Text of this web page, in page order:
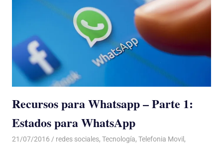
Recursos para Whatsapp – Parte 1:
Estados para WhatsApp
21/07/2016 Luis Castellanos
redes sociales, Tecnología, Telefonia Movil ,